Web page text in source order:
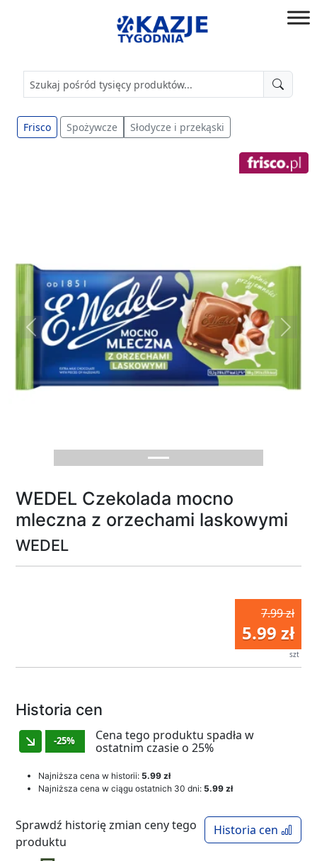
złap
Frisco Spożywcze Słodycze i przekąski
Previous Next
WEDEL Czekolada mocno
mleczna z orzechami laskowymi
WEDEL
7.99 zł
5.99 zł
szt
Historia cen
-25%
Cena tego produktu spadła w
ostatnim czasie o 25%
Najniższa cena w historii: 5.99 zł
Najniższa cena w ciągu ostatnich 30 dni: 5.99 zł
Historia cen
Sprawdź historię zmian ceny tego
produktu